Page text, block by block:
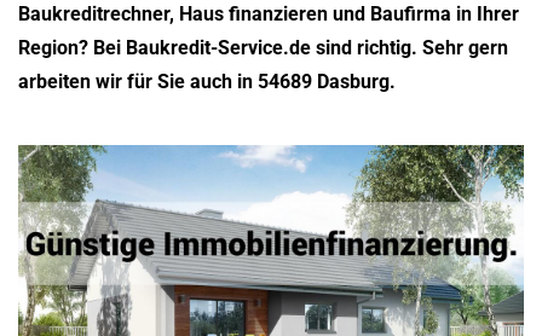
Baukreditrechner, Haus finanzieren und Baufirma in Ihrer
Region? Bei Baukredit-Service.de sind richtig. Sehr gern
arbeiten wir für Sie auch in 54689 Dasburg.